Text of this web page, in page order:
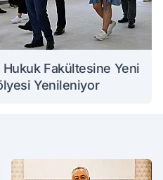
Hukuk Fakültesine Yeni
Yenileniyor